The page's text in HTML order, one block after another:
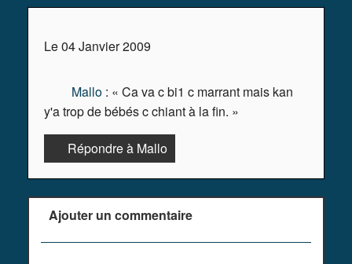
Le 04 Janvier 2009
Mallo : « Ca va c bi1 c marrant mais kan
y'a trop de bébés c chiant à la fin. »
Répondre à Mallo
Ajouter un commentaire